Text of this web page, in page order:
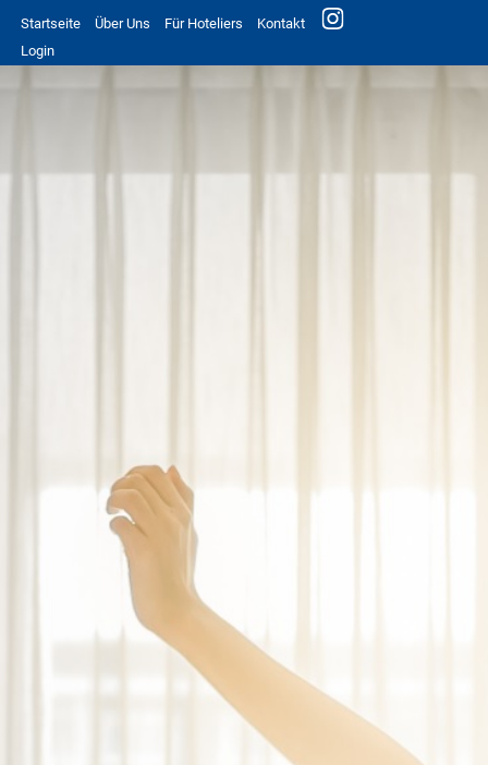
Startseite Über Uns Für Hoteliers
Kontakt
Login